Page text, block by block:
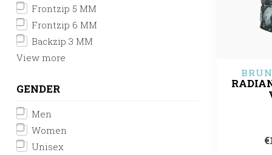
Frontzip 5 MM
Frontzip 6 MM
Backzip 3 MM
View more
GENDER
Men
Women
Unisex